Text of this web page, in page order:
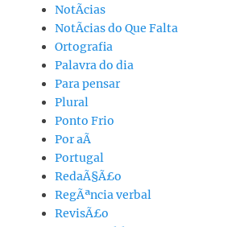
NotÃ­cias
NotÃ­cias do Que Falta
Ortografia
Palavra do dia
Para pensar
Plural
Ponto Frio
Por aÃ­
Portugal
RedaÃ§Ã£o
RegÃªncia verbal
RevisÃ£o